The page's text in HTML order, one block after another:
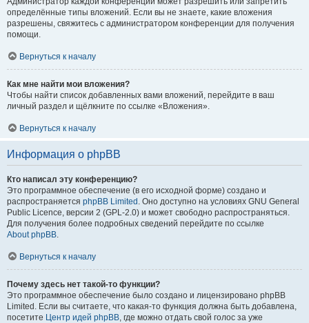
определённые типы вложений. Если вы не знаете, какие вложения
разрешены, свяжитесь с администратором конференции для получения
помощи.
Вернуться к началу
Как мне найти мои вложения?
Чтобы найти список добавленных вами вложений, перейдите в ваш
личный раздел и щёлкните по ссылке «Вложения».
Вернуться к началу
Информация о phpBB
Кто написал эту конференцию?
Это программное обеспечение (в его исходной форме) создано и
распространяется phpBB Limited . Оно доступно на условиях GNU General
Public Licence, версии 2 (GPL-2.0) и может свободно распространяться.
Для получения более подробных сведений перейдите по ссылке
About phpBB.
Вернуться к началу
Почему здесь нет такой-то функции?
Это программное обеспечение было создано и лицензировано phpBB
Limited. Если вы считаете, что какая-то функция должна быть добавлена,
посетите Центр идей phpBB, где можно отдать свой голос за уже